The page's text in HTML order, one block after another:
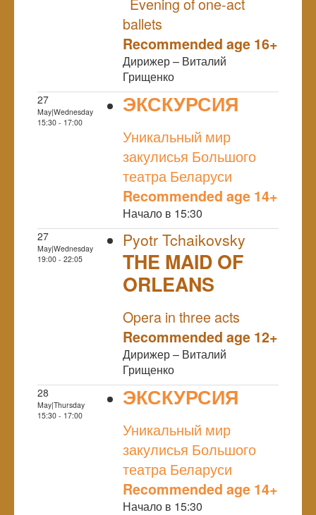
ballets
Recommended age 16+
Дирижер – Виталий
Грищенко
27
May|Wednesday
15:30 - 17:00
ЭКСКУРСИЯ
Уникальный мир
закулисья Большого
театра Беларуси
Recommended age 14+
Начало в 15:30
27
May|Wednesday
19:00 - 22:05
Pyotr Tchaikovsky
THE MAID OF
ORLEANS
Opera in three acts
Recommended age 12+
Дирижер – Виталий
Грищенко
28
May|Thursday
15:30 - 17:00
ЭКСКУРСИЯ
Уникальный мир
закулисья Большого
театра Беларуси
Recommended age 14+
Начало в 15:30